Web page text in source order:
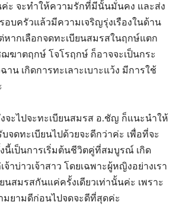
ะ จะทำให้ความรักที่มีนั้นมั่นคง และส่ง
อบครัวแล้วมีความเจริญรุ่งเรืองในด้าน
หากเลือกจดทะเบียนสมรสในฤกษ์แตก
ฆาตฤกษ์ โจโรฤกษ์ ก็อาจจะเป็นกระ
น เกิดการทะเลาะเบาะแว้ง มีการใช้
จะไปจะทะเบียนสมรส อ.ชัญ ก็แนะนำให้
จดทะเบียนไปด้วยจะดีกว่าค่ะ เพื่อที่จะ
นี้เป็นการเริ่มต้นชีวิตคู่ที่สมบูรณ์ เกิด
าบ่าวเจ้าสาว โดยเฉพาะผู้หญิงอย่างเรา
นสมรสกันแค่ครั้งเดียวเท่านั้นค่ะ เพราะ
ยามดีก่อนไปจดจะดีที่สุดค่ะ